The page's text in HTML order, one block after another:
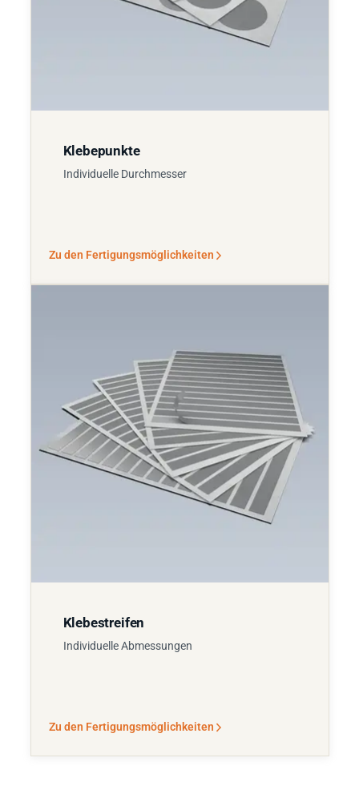
Klebepunkte
Individuelle Durchmesser
Zu den Fertigungsmöglichkeiten
Klebestreifen
Individuelle Abmessungen
Zu den Fertigungsmöglichkeiten